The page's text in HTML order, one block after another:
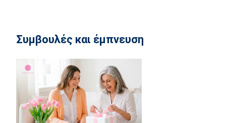
Συμβουλές και έμπνευση